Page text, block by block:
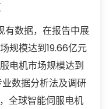
有数据，在报告中展
规模达到19.66亿元
电机市场规模达到
数据分析法及调研
全球智能伺服电机